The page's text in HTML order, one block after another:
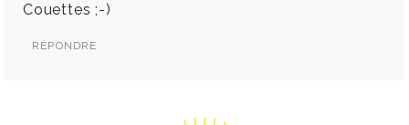
Couettes ;-)
RÉPONDRE